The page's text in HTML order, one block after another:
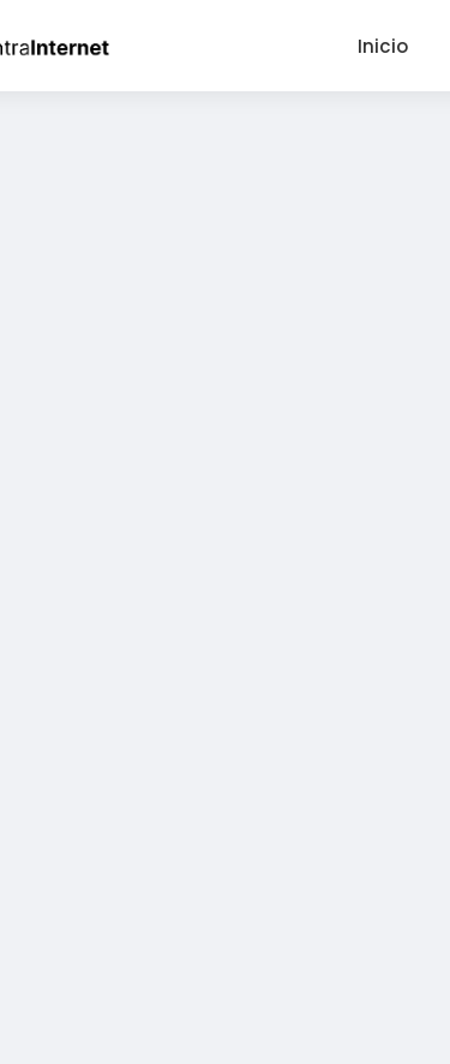
Inicio